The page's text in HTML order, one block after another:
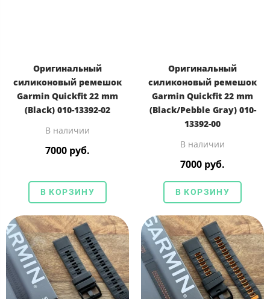
Оригинальный
силиконовый ремешок
Garmin Quickfit 22 mm
(Black) 010-13392-02
В наличии
7000 руб.
В КОРЗИНУ
Оригинальный
силиконовый ремешок
Garmin Quickfit 22 mm
(Black/Pebble Gray) 010-
13392-00
В наличии
7000 руб.
В КОРЗИНУ